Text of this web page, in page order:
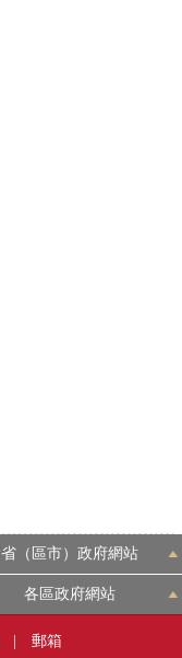
省（區市）政府網站
各區政府網站
郵箱